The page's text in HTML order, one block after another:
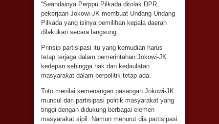
“Seandainya Perppu Pilkada ditolak DPR,
pekerjaan Jokowi-JK membuat Undang-Undang
Pilkada yang isinya pemilihan kepala daerah
dilakukan secara langsung.
Prinsip partisipasi itu yang kemudian harus
tetap terjaga dalam pemerintahan Jokowi-JK
kedepan sehingga hak dan kedaulatan
masyarakat dalam berpolitik tetap ada.
Toto menilai kemenangan pasangan Jokowi-JK
muncul dari partisipasi politik masyarakat yang
tinggi dengan didukung berbagai elemen
masyarakat sipil. Namun menurut dia partisipasi